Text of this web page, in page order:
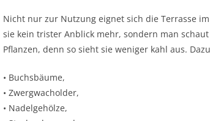
Nicht nur zur Nutzung eignet sich die Terrasse
sie kein trister Anblick mehr, sondern man
Pflanzen, denn so sieht sie weniger kahl aus.
• Buchsbäume,
• Zwergwacholder,
• Nadelgehölze,